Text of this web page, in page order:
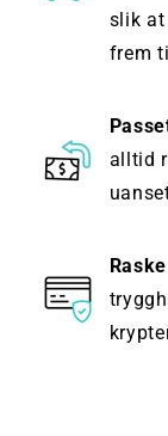
slik
frem
alltid